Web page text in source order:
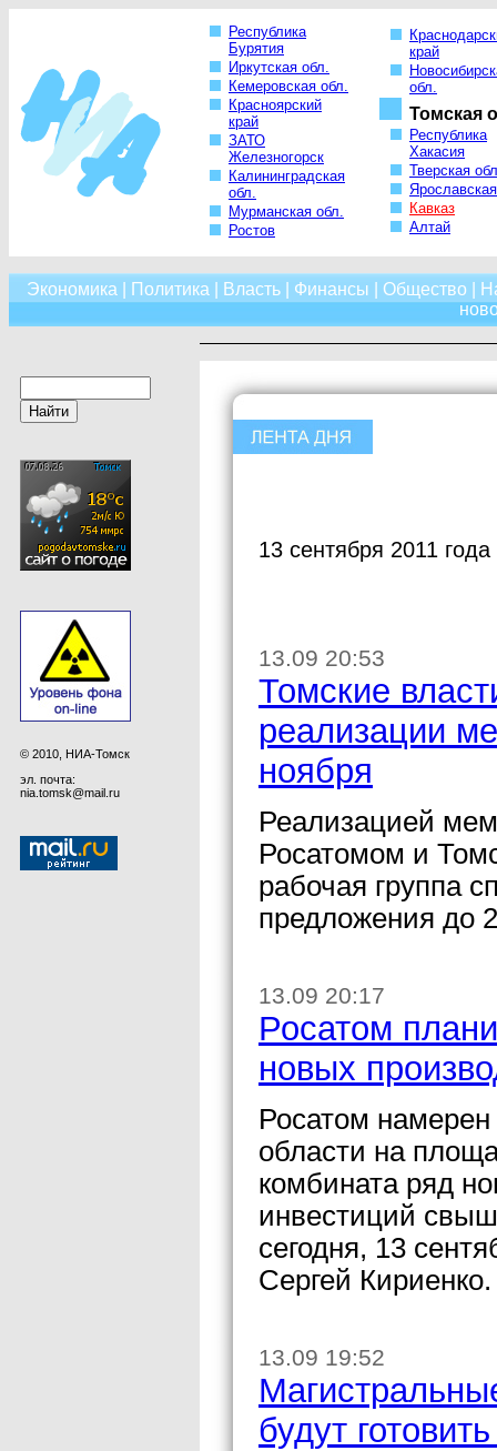
Республика
Бурятия
Иркутская обл.
Кемеровская обл.
Красноярский
край
ЗАТО
Железногорск
Калининградская
обл.
Мурманская обл.
Ростов
край
обл.
Томская
Республика
Хакасия
Тверская
Кавказ
Алтай
Экономика Политика Власть| Финансы Общество
© 2010, НИА-Томск
эл. почта:
nia.tomsk@mail.ru
13 сентября 2011 года
13.09 20:53
Томские
реализации
ноября
Реализацией
Росатомом и
рабочая группа
предложения до
13.09 20:17
Росатом
новых
Росатом
области на
комбината ряд
инвестиций
сегодня, 13
Сергей Кириенко.
13.09 19:52
будут